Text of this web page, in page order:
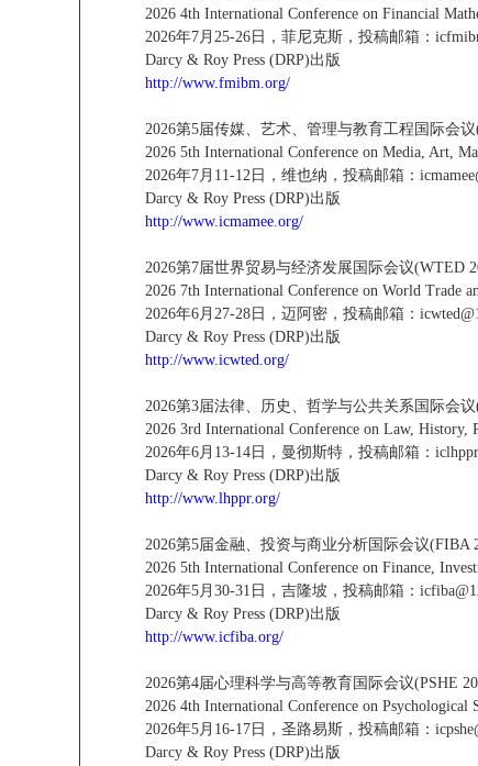
2026 4th International Conference on Financial
2026年7月25-26日，菲尼克斯，投稿邮箱：
Darcy & Roy Press (DRP)出版
http://www.fmibm.org/
2026第5届传媒、艺术、管理与教育工程国际会
2026 5th International Conference on Media, Art,
2026年7月11-12日，维也纳，投稿邮箱：
Darcy & Roy Press (DRP)出版
http://www.icmamee.org/
2026第7届世界贸易与经济发展国际会议(WTED
2026 7th International Conference on World Trade
2026年6月27-28日，迈阿密，投稿邮箱：
Darcy & Roy Press (DRP)出版
http://www.icwted.org/
2026第3届法律、历史、哲学与公共关系国际会议
2026 3rd International Conference on Law, History,
2026年6月13-14日，曼彻斯特，投稿邮箱：
Darcy & Roy Press (DRP)出版
http://www.lhppr.org/
2026第5届金融、投资与商业分析国际会议(FIBA
2026 5th International Conference on Finance,
2026年5月30-31日，吉隆坡，投稿邮箱：
Darcy & Roy Press (DRP)出版
http://www.icfiba.org/
2026第4届心理科学与高等教育国际会议(PSHE
2026 4th International Conference on Psychological
2026年5月16-17日，圣路易斯，投稿邮箱：
Darcy & Roy Press (DRP)出版